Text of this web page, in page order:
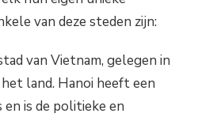
van deze steden zijn:
van Vietnam, gelegen in
land. Hanoi heeft een
en is de politieke en